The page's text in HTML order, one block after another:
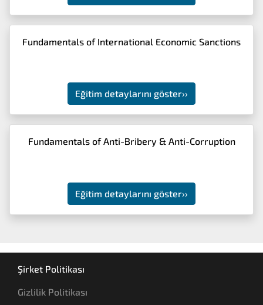
Fundamentals of International Economic Sanctions
Eğitim detaylarını göster››
Fundamentals of Anti-Bribery & Anti-Corruption
Eğitim detaylarını göster››
Şirket Politikası
Gizlilik Politikası